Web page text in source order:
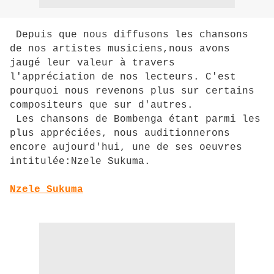
Depuis que nous diffusons les chansons
de nos artistes musiciens,nous avons
jaugé leur valeur à travers
l'appréciation de nos lecteurs. C'est
pourquoi nous revenons plus sur certains
compositeurs que sur d'autres.
Les chansons de Bombenga étant parmi les
plus appréciées, nous auditionnerons
encore aujourd'hui, une de ses oeuvres
intitulée:Nzele Sukuma.
Nzele Sukuma